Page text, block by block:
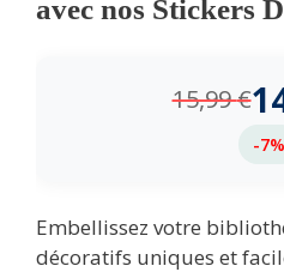
avec nos Stickers
15,99€
-7%
Embellissez votre
décoratifs uniques et